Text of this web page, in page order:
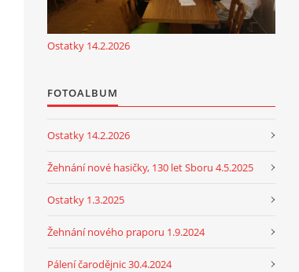
Ostatky 14.2.2026
FOTOALBUM
Ostatky 14.2.2026
Žehnání nové hasičky, 130 let Sboru 4.5.2025
Ostatky 1.3.2025
Žehnání nového praporu 1.9.2024
Pálení čarodějnic 30.4.2024